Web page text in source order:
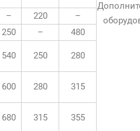
– 220
–
250 –
480
540 250 280
600 280 315
680 315 355